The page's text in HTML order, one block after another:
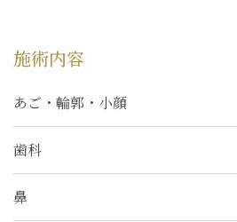
施術内容
あご・輪郭・小顔
歯科
鼻